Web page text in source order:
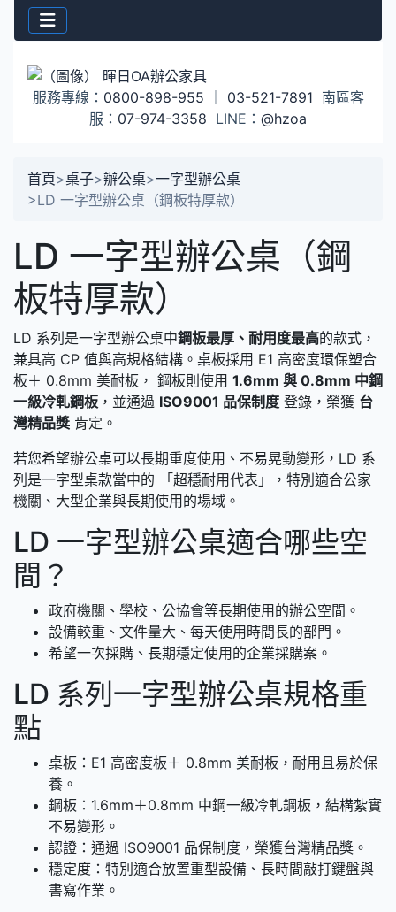
服務專線： 0800-898-955 03-521-7891 南區客
服： 07-974-3358 LINE： @hzoa
首頁>桌子>辦公桌>一字型辦公桌
>LD 一字型辦公桌（鋼板特厚款）
LD 一字型辦公桌（鋼
板特厚款）
LD 系列是一字型辦公桌中鋼板最厚、耐用度最高的款式，
兼具高 CP 值與高規格結構。桌板採用 E1 高密度環保塑合
板＋ 0.8mm 美耐板， 鋼板則使用 1.6mm 與 0.8mm 中鋼
一級冷軋鋼板 ，並通過 ISO9001 品保制度 登錄，榮獲 台
灣精品獎 肯定。
若您希望辦公桌可以長期重度使用、不易晃動變形，LD 系
列是一字型桌款當中的 「超穩耐用代表」，特別適合公家
機關、大型企業與長期使用的場域。
LD 一字型辦公桌適合哪些空
間？
政府機關、學校、公協會等長期使用的辦公空間。
設備較重、文件量大、每天使用時間長的部門。
希望一次採購、長期穩定使用的企業採購案。
LD 系列一字型辦公桌規格重
點
桌板：E1 高密度板＋ 0.8mm 美耐板，耐用且易於保
養。
鋼板：1.6mm＋0.8mm 中鋼一級冷軋鋼板，結構紮實
不易變形。
認證：通過 ISO9001 品保制度，榮獲台灣精品獎。
穩定度：特別適合放置重型設備、長時間敲打鍵盤與
書寫作業。